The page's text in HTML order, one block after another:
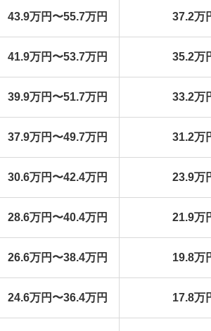
43.9万円〜55.7万円 37.2万
41.9万円〜53.7万円 35.2万
39.9万円〜51.7万円 33.2万
37.9万円〜49.7万円 31.2万
30.6万円〜42.4万円 23.9万
28.6万円〜40.4万円 21.9万
26.6万円〜38.4万円 19.8万
24.6万円〜36.4万円 17.8万